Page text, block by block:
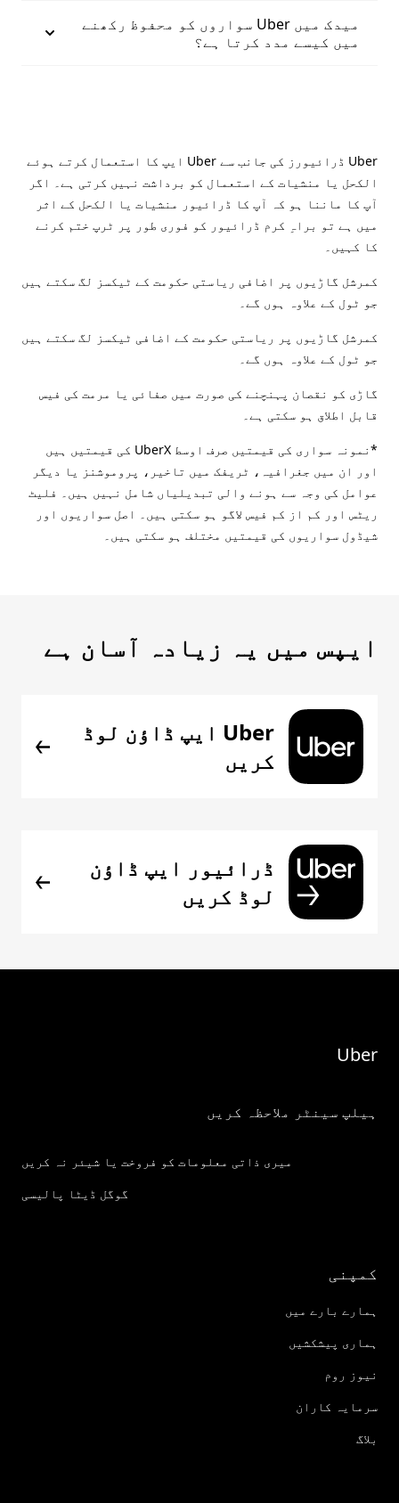
میدک میں Uber سواروں کو محفوظ رکھنے
میں کیسے مدد کرتا ہے؟
Uber ڈرائیورز کی جانب سے Uber ایپ کا استعمال کرتے ہوئے
الکحل یا منشیات کے استعمال کو برداشت نہیں کرتی ہے۔ اگر
آپ کا ماننا ہو کہ آپ کا ڈرائیور منشیات یا الکحل کے اثر
میں ہے تو براہِ کرم ڈرائیور کو فوری طور پر ٹرپ ختم کرنے
کا کہیں۔
کمرشل گاڑیوں پر اضافی ریاستی حکومت کے ٹیکسز لگ سکتے ہیں
جو ٹول کے علاوہ ہوں گے۔
کمرشل گاڑیوں پر ریاستی حکومت کے اضافی ٹیکسز لگ سکتے ہیں
جو ٹول کے علاوہ ہوں گے۔
گاڑی کو نقصان پہنچنے کی صورت میں صفائی یا مرمت کی فیس
قابل اطلاق ہو سکتی ہے۔
*نمونہ سواری کی قیمتیں صرف اوسط UberX کی قیمتیں ہیں
اور ان میں جغرافیہ، ٹریفک میں تاخیر، پروموشنز یا دیگر
عوامل کی وجہ سے ہونے والی تبدیلیاں شامل نہیں ہیں۔ فلیٹ
ریٹس اور کم از کم فیس لاگو ہو سکتی ہیں۔ اصل سواریوں اور
شیڈول سواریوں کی قیمتیں مختلف ہو سکتی ہیں۔
ایپس میں یہ زیادہ آسان ہے
Uber ایپ ڈاؤن لوڈ
کریں
ڈرائیور ایپ ڈاؤن
لوڈ کریں
Uber
ہیلپ سینٹر ملاحظہ کریں
میری ذاتی معلومات کو فروخت یا شیئر نہ کریں
گوگل ڈیٹا پالیسی
کمپنی
ہمارے بارے میں
ہماری پیشکشیں
نیوز روم
سرمایہ کاران
بلاگ